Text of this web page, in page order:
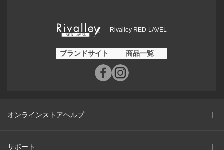
Rivalley RED-LAVEL
ブランドサイト 商品一覧
オンラインストアヘルプ
サポート